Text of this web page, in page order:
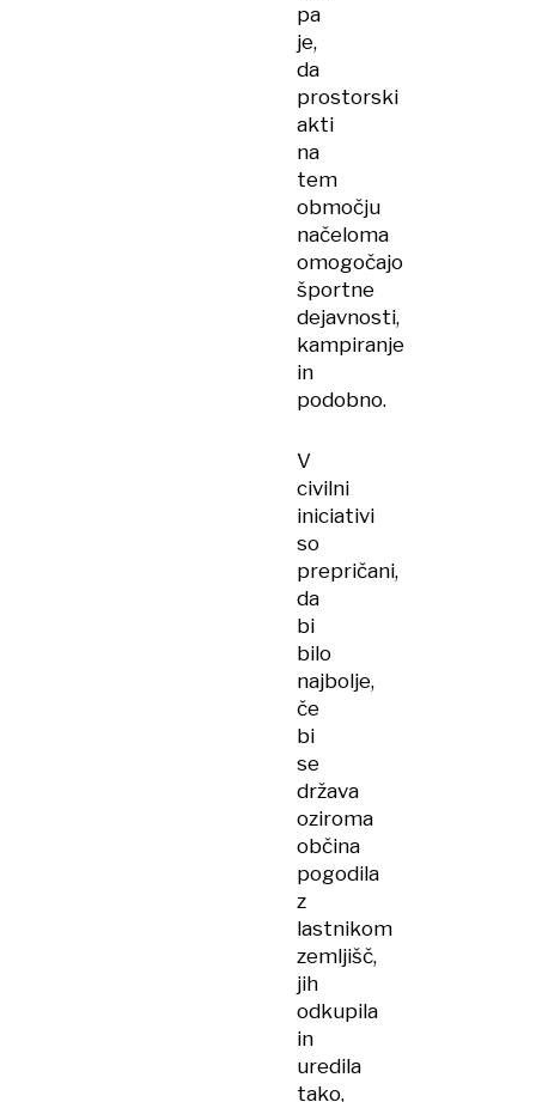
pa
je,
da
prostorski
akti
na
tem
območju
načeloma
omogočajo
športne
dejavnosti,
kampiranje
in
podobno.
V
civilni
iniciativi
so
prepričani,
da
bi
bilo
najbolje,
če
bi
se
država
oziroma
občina
pogodila
z
lastnikom
zemljišč,
jih
odkupila
in
uredila
tako,